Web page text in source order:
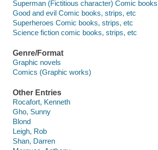
Superman (Fictitious character) Comic
Good and evil Comic books, strips, etc
Superheroes Comic books, strips, etc
Science fiction comic books, strips, etc
Genre/Format
Graphic novels
Comics (Graphic works)
Other Entries
Rocafort, Kenneth
Gho, Sunny
Blond
Leigh, Rob
Shan, Darren